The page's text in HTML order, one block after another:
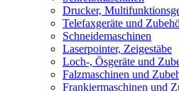
Drucker,
Telefaxgeräte und
Schneidemaschinen
Laserpointer, Zeigestäbe
Loch-, Ösgeräte und
Falzmaschinen und
Frankiermaschinen und